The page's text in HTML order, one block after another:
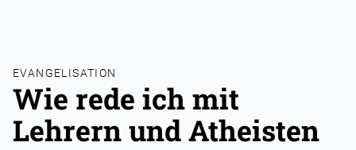
EVANGELISATION
Wie rede ich mit
Lehrern und Atheisten